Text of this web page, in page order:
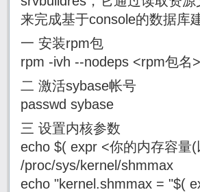
来完成基于console的数据库
一 安装rpm包
rpm -ivh --nodeps <rpm包名>
二 激活sybase帐号
passwd sybase
三 设置内核参数
echo $( expr <你的内存容量
/proc/sys/kernel/shmmax
echo "kernel.shmmax = "$(